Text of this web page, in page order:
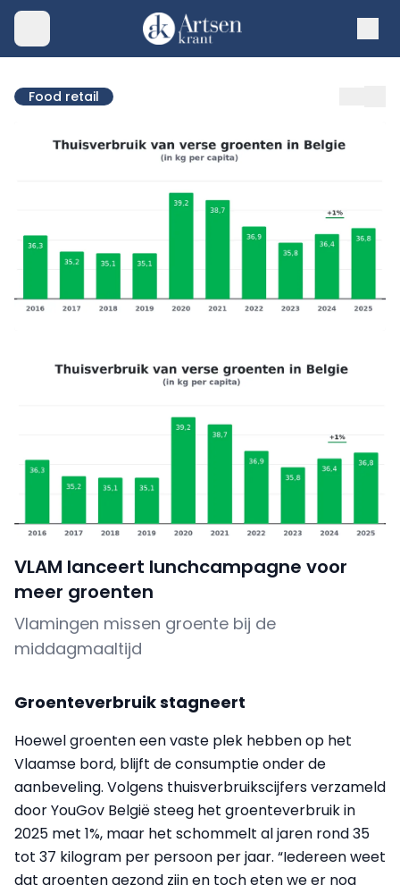
Food retail
VLAM lanceert lunchcampagne voor
meer groenten
Vlamingen missen groente bij de
middagmaaltijd
Groenteverbruik stagneert
Hoewel groenten een vaste plek hebben op het
Vlaamse bord, blijft de consumptie onder de
aanbeveling. Volgens thuisverbruikscijfers verzameld
door YouGov België steeg het groenteverbruik in
2025 met 1%, maar het schommelt al jaren rond 35
tot 37 kilogram per persoon per jaar. “Iedereen weet
dat groenten gezond zijn en toch eten we er nog